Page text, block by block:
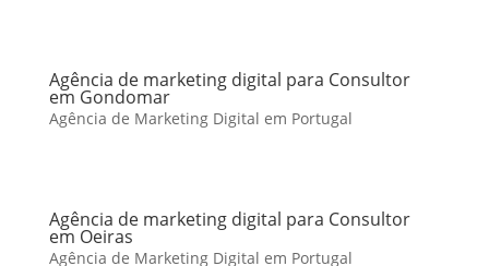
Agência de marketing digital para Consultor
em Gondomar
Agência de Marketing Digital em Portugal
Agência de marketing digital para Consultor
em Oeiras
Agência de Marketing Digital em Portugal